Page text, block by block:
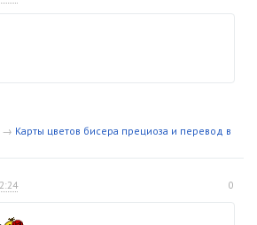
→ Карты цветов бисера прециоза и перевод в
0